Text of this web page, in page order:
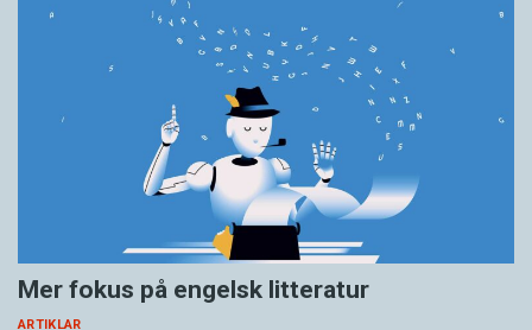
Mer fokus på engelsk litteratur
ARTIKLAR